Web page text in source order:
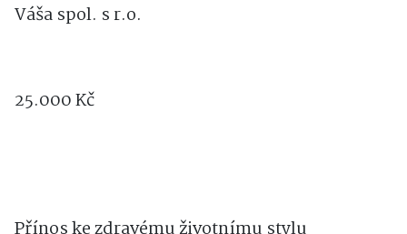
Váša spol. s r.o.
25.000 Kč